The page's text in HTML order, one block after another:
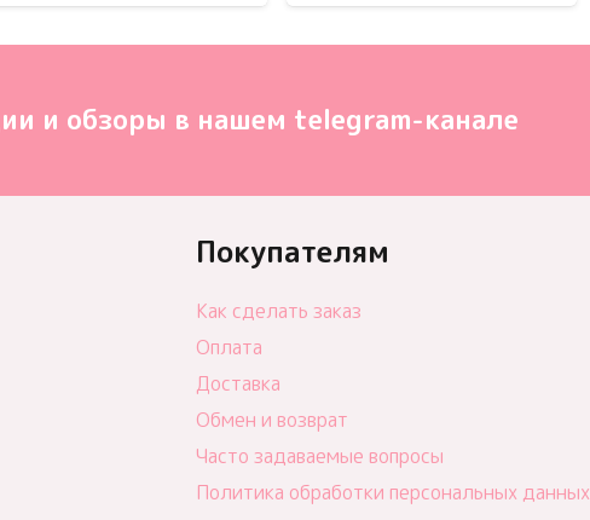
и обзоры в нашем telegram-канале
Покупателям
Как сделать заказ
Оплата
Доставка
Обмен и возврат
Часто задаваемые вопросы
Политика обработки персональных данных